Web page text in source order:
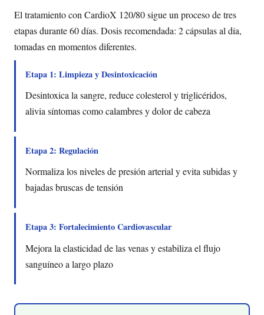
El tratamiento con CardioX 120/80 sigue un proceso de tres
etapas durante 60 días. Dosis recomendada: 2 cápsulas al día,
tomadas en momentos diferentes.
Etapa 1: Limpieza y Desintoxicación
Desintoxica la sangre, reduce colesterol y triglicéridos,
alivia síntomas como calambres y dolor de cabeza
Etapa 2: Regulación
Normaliza los niveles de presión arterial y evita subidas y
bajadas bruscas de tensión
Etapa 3: Fortalecimiento Cardiovascular
Mejora la elasticidad de las venas y estabiliza el flujo
sanguíneo a largo plazo